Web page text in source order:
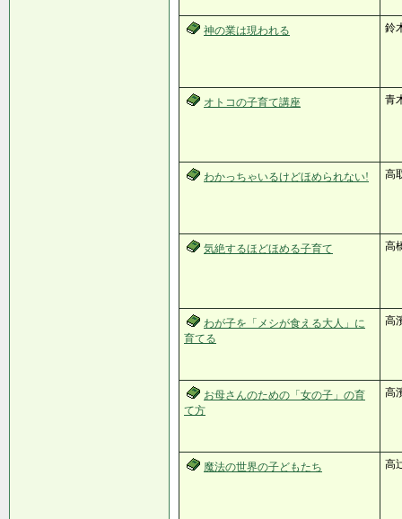
神の業は現われる 鈴
オトコの子育て講座 青
わかっちゃいるけどほめられない! 高
気絶するほどほめる子育て 高
わが子を「メシが食える大人」に
育てる
高
お母さんのための「女の子」の育
て方
高
魔法の世界の子どもたち 高